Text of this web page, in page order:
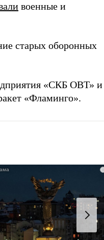
военные и
старых оборонных
«СКБ ОВТ» и
«Фламинго».
i